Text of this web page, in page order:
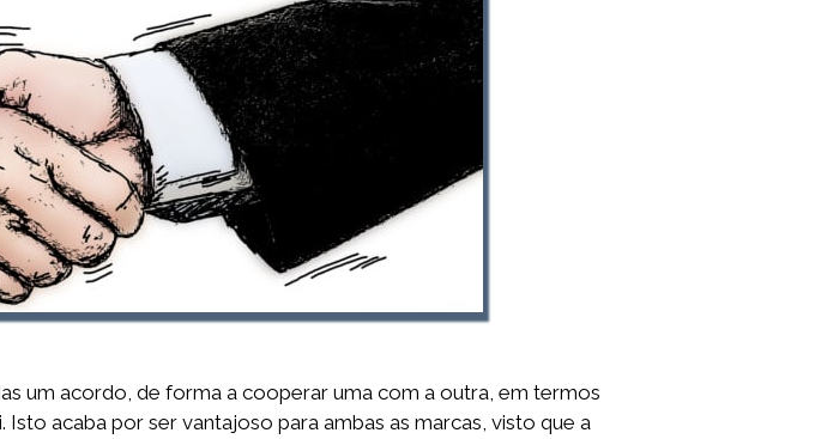
um acordo, de forma a cooperar uma com a outra, em termos
acaba por ser vantajoso para ambas as marcas, visto que a